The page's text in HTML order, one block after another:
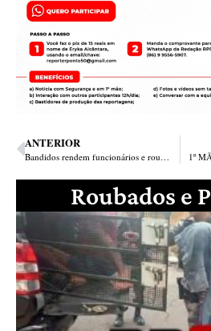
ANTERIOR
Bandidos rendem funcionários e roubam carro de distribuidora no Angelim
Roubados e